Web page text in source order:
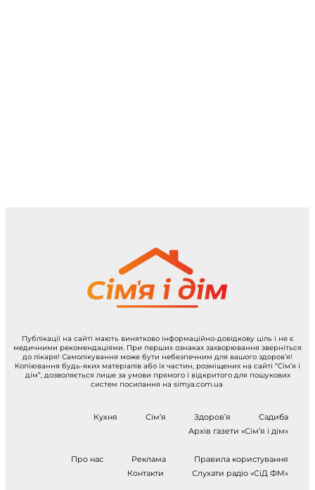
Публікації на сайті мають винятково інформаційно-довідкову ціль і не є
медичними рекомендаціями. При перших ознаках захворювання зверніться
до лікаря! Самолікування може бути небезпечним для вашого здоров’я!
Копіювання будь-яких матеріалів або їх частин, розміщених на сайті “Сім’я і
дім”, дозволяється лише за умови прямого і відкритого для пошукових
систем посилання на simya.com.ua
Кухня Сім’я Здоров’я
Садиба
Архів газети «Сім’я і дім»
Про нас Реклама
Правила користування
Контакти
Слухати радіо «СіД ФМ»